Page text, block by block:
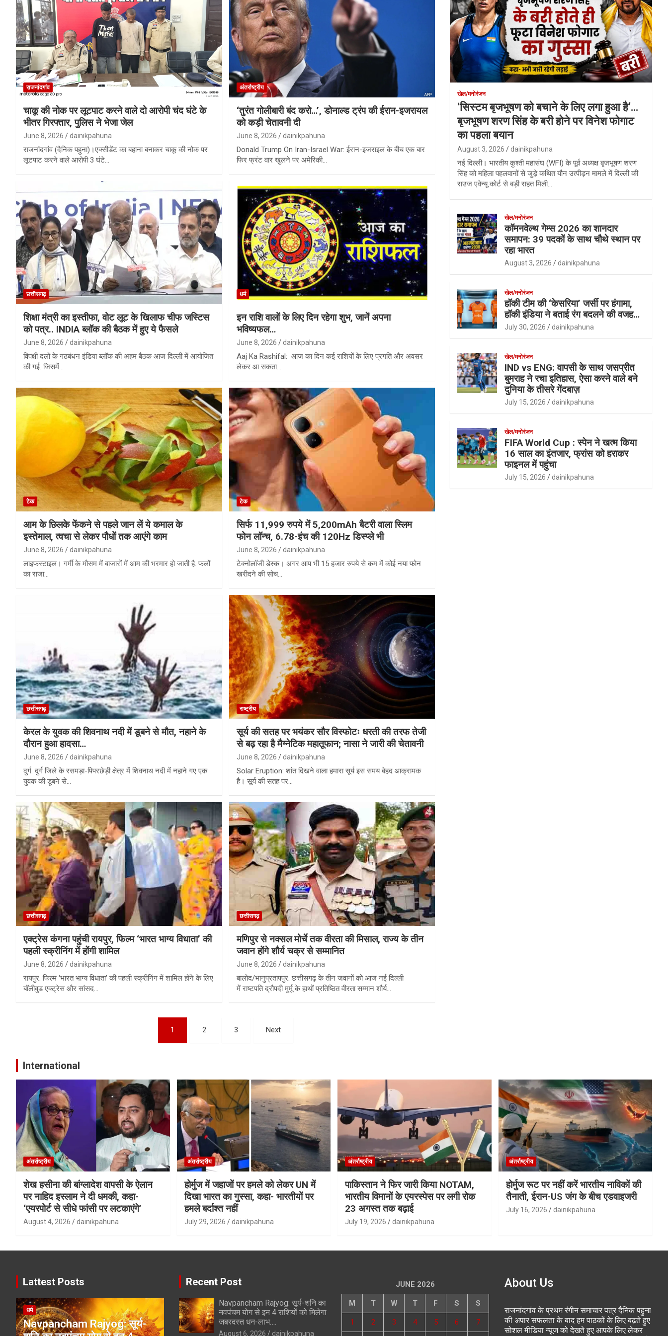
राजनांदगांव
चाकू की नोक पर लूटपाट करने वाले दो आरोपी चंद घंटे के
भीतर गिरफ्तार, पुलिस ने भेजा जेल
June 8, 2026 dainikpahuna
राजनांदगांव (दैनिक पहुना)।एक्सीडेंट का बहाना बनाकर चाकू की नोक पर
लूटपाट करने वाले आरोपी 3 घंटे…
अंतर्राष्ट्रीय
‘तुरंत गोलीबारी बंद करो…’, डोनाल्ड ट्रंप की ईरान-इजरायल
को कड़ी चेतावनी दी
June 8, 2026 dainikpahuna
Donald Trump On Iran-Israel War: ईरान-इजराइल के बीच एक बार
फिर फ्रंट वार खुलने पर अमेरिकी…
छत्तीसगढ़
शिक्षा मंत्री का इस्तीफा, वोट लूट के खिलाफ चीफ जस्टिस
को पत्र.. INDIA ब्लॉक की बैठक में हुए ये फैसले
June 8, 2026 dainikpahuna
विपक्षी दलों के गठबंधन इंडिया ब्लॉक की अहम बैठक आज दिल्ली में आयोजित
की गई. जिसमें…
धर्म
इन राशि वालों के लिए दिन रहेगा शुभ, जानें अपना
भविष्यफल…
June 8, 2026 dainikpahuna
Aaj Ka Rashifal: आज का दिन कई राशियों के लिए प्रगति और अवसर
लेकर आ सकता…
टेक
आम के छिलके फेंकने से पहले जान लें ये कमाल के
इस्तेमाल, त्वचा से लेकर पौधों तक आएंगे काम
June 8, 2026 dainikpahuna
लाइफस्टाइल। गर्मी के मौसम में बाजारों में आम की भरमार हो जाती है. फलों
का राजा…
टेक
सिर्फ 11,999 रुपये में 5,200mAh बैटरी वाला स्लिम
फोन लॉन्च, 6.78-इंच की 120Hz डिस्प्ले भी
June 8, 2026 dainikpahuna
टेक्नोलॉजी डेस्क। अगर आप भी 15 हजार रुपये से कम में कोई नया फोन
खरीदने की सोच…
छत्तीसगढ़
केरल के युवक की शिवनाथ नदी में डूबने से मौत, नहाने के
दौरान हुआ हादसा…
June 8, 2026 dainikpahuna
दुर्ग. दुर्ग जिले के रसमड़ा-पिपरछेड़ी क्षेत्र में शिवनाथ नदी में नहाने गए एक
युवक की डूबने से…
राष्ट्रीय
सूर्य की सतह पर भयंकर सौर विस्फोटः धरती की तरफ तेजी
से बढ़ रहा है मैग्नेटिक महातूफान; नासा ने जारी की चेतावनी
June 8, 2026 dainikpahuna
Solar Eruption: शांत दिखने वाला हमारा सूर्य इस समय बेहद आक्रामक
है। सूर्य की सतह पर…
छत्तीसगढ़
एक्ट्रेस कंगना पहुंची रायपुर, फिल्म ‘भारत भाग्य विधाता’ की
पहली स्क्रीनिंग में होंगी शामिल
June 8, 2026 dainikpahuna
रायपुर. फिल्म ‘भारत भाग्य विधाता’ की पहली स्क्रीनिंग में शामिल होंने के लिए
बॉलीवुड एक्ट्रेस और सांसद…
छत्तीसगढ़
मणिपुर से नक्सल मोर्चे तक वीरता की मिसाल, राज्य के तीन
जवान होंगे शौर्य चक्र से सम्मानित
June 8, 2026 dainikpahuna
बालोद/भानुप्रतापपुर. छत्तीसगढ़ के तीन जवानों को आज नई दिल्ली
में राष्टपति द्रौपदी मुर्मू के हाथों प्रतिष्ठित वीरता सम्मान शौर्य…
1 2 3 Next
खेल/मनोरंजन
‘सिस्टम बृजभूषण को बचाने के लिए लगा हुआ है’…
बृजभूषण शरण सिंह के बरी होने पर विनेश फोगाट
का पहला बयान
August 3, 2026 dainikpahuna
नई दिल्ली। भारतीय कुश्ती महासंघ (WFI) के पूर्व अध्यक्ष बृजभूषण शरण
सिंह को महिला पहलवानों से जुड़े कथित यौन उत्पीड़न मामले में दिल्ली की
राउज एवेन्यू कोर्ट से बड़ी राहत मिली…
खेल/मनोरंजन
कॉमनवेल्थ गेम्स 2026 का शानदार
समापन: 39 पदकों के साथ चौथे स्थान पर
रहा भारत
August 3, 2026 dainikpahuna
खेल/मनोरंजन
हॉकी टीम की ‘केसरिया’ जर्सी पर हंगामा,
हॉकी इंडिया ने बताई रंग बदलने की वजह…
July 30, 2026 dainikpahuna
खेल/मनोरंजन
IND vs ENG: वापसी के साथ जसप्रीत
बुमराह ने रचा इतिहास, ऐसा करने वाले बने
दुनिया के तीसरे गेंदबाज़
July 15, 2026 dainikpahuna
खेल/मनोरंजन
FIFA World Cup : स्पेन ने खत्म किया
16 साल का इंतजार, फ्रांस को हराकर
फाइनल में पहुंचा
July 15, 2026 dainikpahuna
International
अंतर्राष्ट्रीय
शेख हसीना की बांग्लादेश वापसी के ऐलान
पर नाहिद इस्लाम ने दी धमकी, कहा-
‘एयरपोर्ट से सीधे फांसी पर लटकाएंगे’
August 4, 2026 dainikpahuna
अंतर्राष्ट्रीय
होर्मुज में जहाजों पर हमले को लेकर UN में
दिखा भारत का गुस्सा, कहा- भारतीयों पर
हमले बर्दाश्त नहीं
July 29, 2026 dainikpahuna
अंतर्राष्ट्रीय
पाकिस्तान ने फिर जारी किया NOTAM,
भारतीय विमानों के एयरस्पेस पर लगी रोक
23 अगस्त तक बढ़ाई
July 19, 2026 dainikpahuna
अंतर्राष्ट्रीय
होर्मुज रूट पर नहीं करें भारतीय नाविकों की
तैनाती, ईरान-US जंग के बीच एडवाइजरी
July 16, 2026 dainikpahuna
Lattest Posts
धर्म
Navpancham Rajyog: सूर्य-
Recent Post
Navpancham Rajyog: सूर्य-शनि का
नवपंचम योग से इन 4 राशियों को मिलेगा
जबरदस्त धन-लाभ….
August 6, 2026 dainikpahuna
JUNE 2026
M T W T F S S
1 2 3 4 5 6 7
About Us
राजनांदगांव के प्रथम रंगीन समाचार पत्र दैनिक पहुना
की अपार सफलता के बाद हम पाठकों के लिए बढ़ते हुए
सोशल मीडिया न्यूज को देखते हुए आपके लिए लेकर